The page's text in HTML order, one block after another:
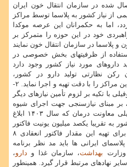
شده در سازمان انتقال خون ایران
از نیاز کشور به پلاسما توسط مراکز
اما به حکمرانان این عرصه موکدا
خود در این حوزه را متمرکز بر
و پلاسما در سازمان انتقال خون نمایند
از ظرفیتهای بخش خصوصی در
داروهای مورد نیاز کشور وجود دارد
رکن نظارتی تولید دارو در کشور،
دستورالعمل های نظارت بر این مراکز را با دقت تهیه و اجرا نماید. ۲-
با تکیه بر لزوم تأمین نیازهای دیگر
بر مبنای نیازسنجی جهت اجرای شیوه
نامه درمان پیشگیرانه هموفیلی معاونت درمان که سال ۱۴۰۳ ابلاغ
به تقریبا یکصد میلیون یونیت فاکتور
۸ انعقادی پلاسمایی است، برای تهیه این مقدار فاکتور انعقادی ۸
هزار لیتر پلاسمای ایرانی ها باید مد نظر برنامه
بهداشت، سازمان غذا و دارو،
نهادهای مرتبط قرار گیرد. همینطور